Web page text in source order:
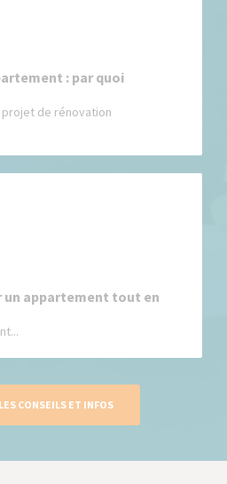
: par quoi
projet de rénovation
un appartement tout en
CONSEILS ET INFOS